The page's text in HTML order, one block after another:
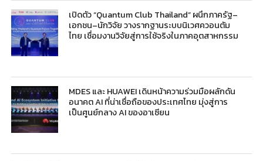
เปิดตัว “Quantum Club Thailand” ผนึกภาครัฐ–
เอกชน–นักวิจัย วางรากฐานระบบนิเวศควอนตัม
ไทย เชื่อมงานวิจัยสู่การใช้จริงในภาคอุตสาหกรรม
MDES และ HUAWEI เดินหน้าความร่วมมือผลักดัน
อนาคต AI ที่น่าเชื่อถือของประเทศไทย มุ่งสู่การ
เป็นศูนย์กลาง AI ของอาเซียน